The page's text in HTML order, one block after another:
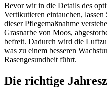
Bevor wir in die Details des
Vertikutieren eintauchen,
dieser Pflegemaßnahme
Grasnarbe von Moos,
befreit. Dadurch wird die
was zu einem besseren
Rasengesundheit führt.
Die richtige